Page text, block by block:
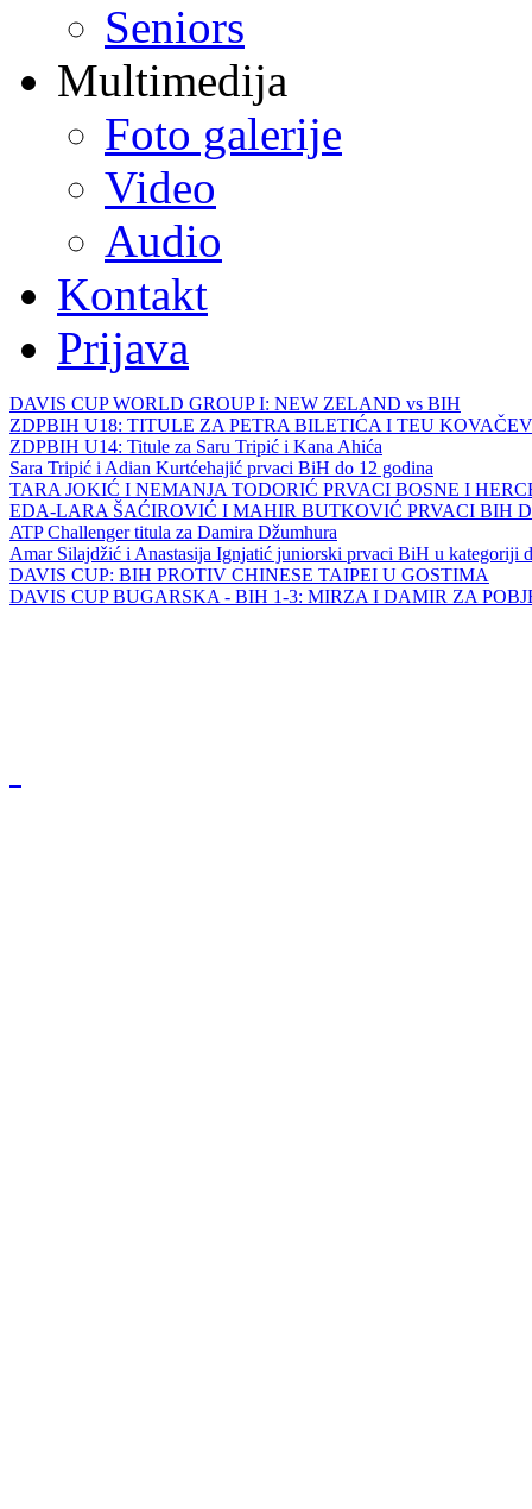
Seniors
Multimedija
Foto galerije
Video
Audio
Kontakt
Prijava
DAVIS CUP WORLD GROUP I: NEW ZELAND vs BIH
ZDPBIH U18: TITULE ZA PETRA BILETIĆA I TEU
ZDPBIH U14: Titule za Saru Tripić i Kana Ahića
Sara Tripić i Adian Kurtćehajić prvaci BiH do 12 godina
TARA JOKIĆ I NEMANJA TODORIĆ PRVACI BOSNE I
EDA-LARA ŠAĆIROVIĆ I MAHIR BUTKOVIĆ PRVACI BIH
ATP Challenger titula za Damira Džumhura
Amar Silajdžić i Anastasija Ignjatić juniorski prvaci BiH u kategoriji
DAVIS CUP: BIH PROTIV CHINESE TAIPEI U GOSTIMA
DAVIS CUP BUGARSKA - BIH 1-3: MIRZA I DAMIR ZA